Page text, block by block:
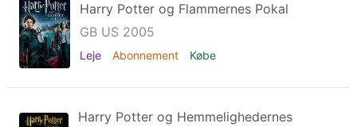
Harry Potter og Flammernes Pokal
GB US 2005
Leje Abonnement Købe
Harry Potter og Hemmelighedernes